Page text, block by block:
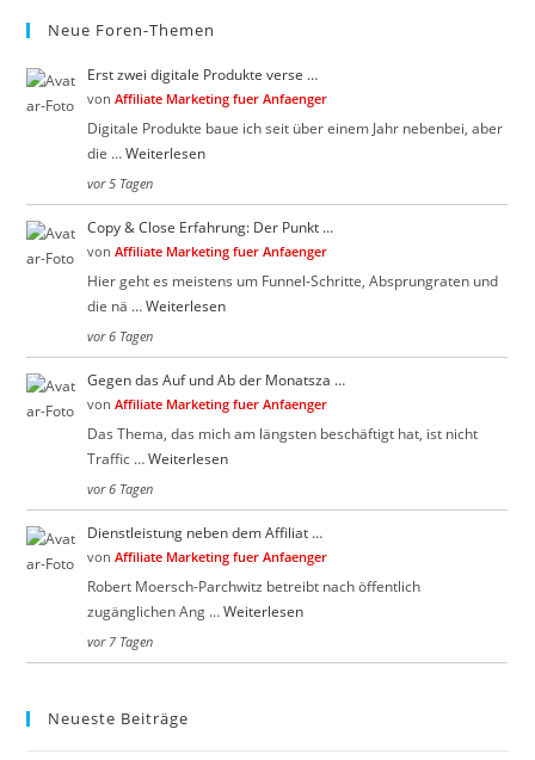
Neue Foren-Themen
Erst zwei digitale Produkte verse …
vonAffiliate Marketing fuer Anfaenger
Digitale Produkte baue ich seit über einem Jahr nebenbei, aber
die …Weiterlesen
vor 5 Tagen
Copy & Close Erfahrung: Der Punkt …
vonAffiliate Marketing fuer Anfaenger
Hier geht es meistens um Funnel-Schritte, Absprungraten und
die nä …Weiterlesen
vor 6 Tagen
Gegen das Auf und Ab der Monatsza …
vonAffiliate Marketing fuer Anfaenger
Das Thema, das mich am längsten beschäftigt hat, ist nicht
Traffic …Weiterlesen
vor 6 Tagen
Dienstleistung neben dem Affiliat …
vonAffiliate Marketing fuer Anfaenger
Robert Moersch-Parchwitz betreibt nach öffentlich
zugänglichen Ang …Weiterlesen
vor 7 Tagen
Neueste Beiträge